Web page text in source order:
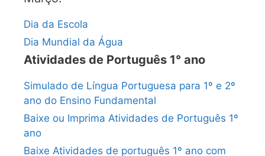
Dia da Escola
Dia Mundial da Água
Atividades de Português 1° ano
Simulado de Língua Portuguesa para 1º e 2º
ano do Ensino Fundamental
Baixe ou Imprima Atividades de Português 1º
ano
Baixe Atividades de português 1º ano com